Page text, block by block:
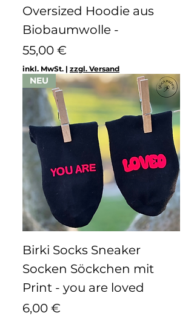
Oversized Hoodie aus
Biobaumwolle -
Preis
55,00 €
inkl. MwSt. | zzgl. Versand
NEU
Birki Socks Sneaker
Socken Söckchen mit
Print - you are loved
Preis
6,00 €